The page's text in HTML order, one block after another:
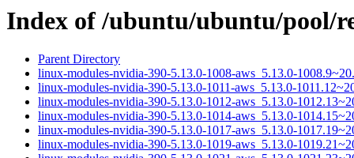
Index of /ubuntu/ubuntu/pool/
Parent Directory
linux-modules-nvidia-390-5.13.0-1008-aws_5.13.0-
linux-modules-nvidia-390-5.13.0-1011-aws_5.13.0-
linux-modules-nvidia-390-5.13.0-1012-aws_5.13.0-
linux-modules-nvidia-390-5.13.0-1014-aws_5.13.0-
linux-modules-nvidia-390-5.13.0-1017-aws_5.13.0-
linux-modules-nvidia-390-5.13.0-1019-aws_5.13.0-